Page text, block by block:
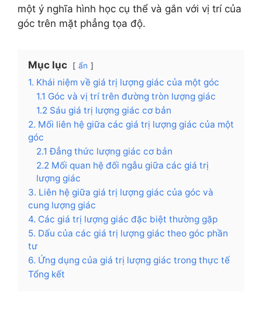
một ý nghĩa hình học cụ thể và gắn với vị trí của
góc trên mặt phẳng tọa độ.
Mục lục ẩn
1. Khái niệm về giá trị lượng giác của một góc
1.1 Góc và vị trí trên đường tròn lượng giác
1.2 Sáu giá trị lượng giác cơ bản
2. Mối liên hệ giữa các giá trị lượng giác của một
góc
2.1 Đẳng thức lượng giác cơ bản
2.2 Mối quan hệ đối ngẫu giữa các giá trị
lượng giác
3. Liên hệ giữa giá trị lượng giác của góc và
cung lượng giác
4. Các giá trị lượng giác đặc biệt thường gặp
5. Dấu của các giá trị lượng giác theo góc phần
tư
6. Ứng dụng của giá trị lượng giác trong thực tế
Tổng kết